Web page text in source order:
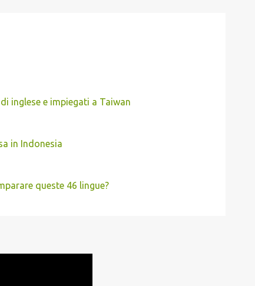
inglese e impiegati a Taiwan
in Indonesia
queste 46 lingue?